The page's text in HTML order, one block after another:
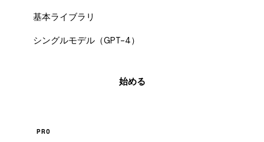
基本ライブラリ
シングルモデル（GPT-4）
始める
PRO